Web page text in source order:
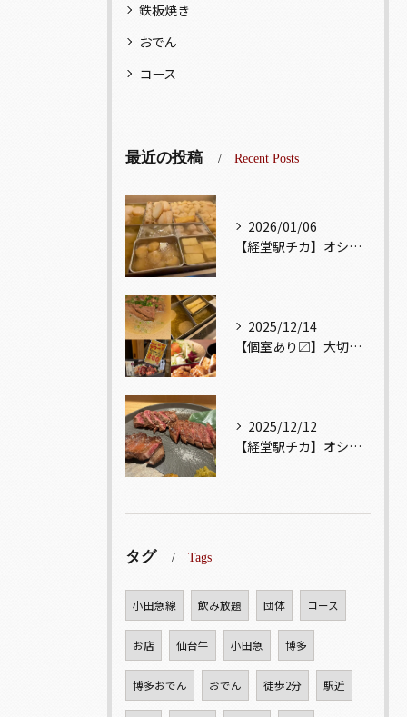
鉄板焼き
おでん
コース
最近の投稿 Recent Posts
2026/01/06
【経堂駅チカ】オシャレ居酒屋🏮出汁が美味しいおでんがオススメ...
2025/12/14
【個室あり〼】大切な記念日、お祝い事でのご来店ぜひお待ちして...
2025/12/12
【経堂駅チカ】オシャレ居酒屋🏮自慢のお肉が楽しめる🐃お得なコ...
タグ Tags
小田急線 飲み放題 団体 コース
お店 仙台牛 小田急 博多
博多おでん おでん 徒歩2分 駅近